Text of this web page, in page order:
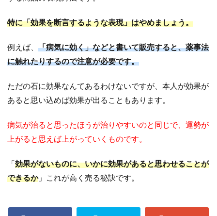
特に「効果を断言するような表現」はやめましょう。
例えば、 「病気に効く」などと書いて販売すると、薬事法
に触れたりするので注意が必要です。
ただの石に効果なんてあるわけないですが、本人が効果が
あると思い込めば効果が出ることもあります。
病気が治ると思ったほうが治りやすいのと同じで、運勢が
上がると思えば上がっていくものです。
「 効果がないものに、いかに効果があると思わせることが
できるか」これが高く売る秘訣です。